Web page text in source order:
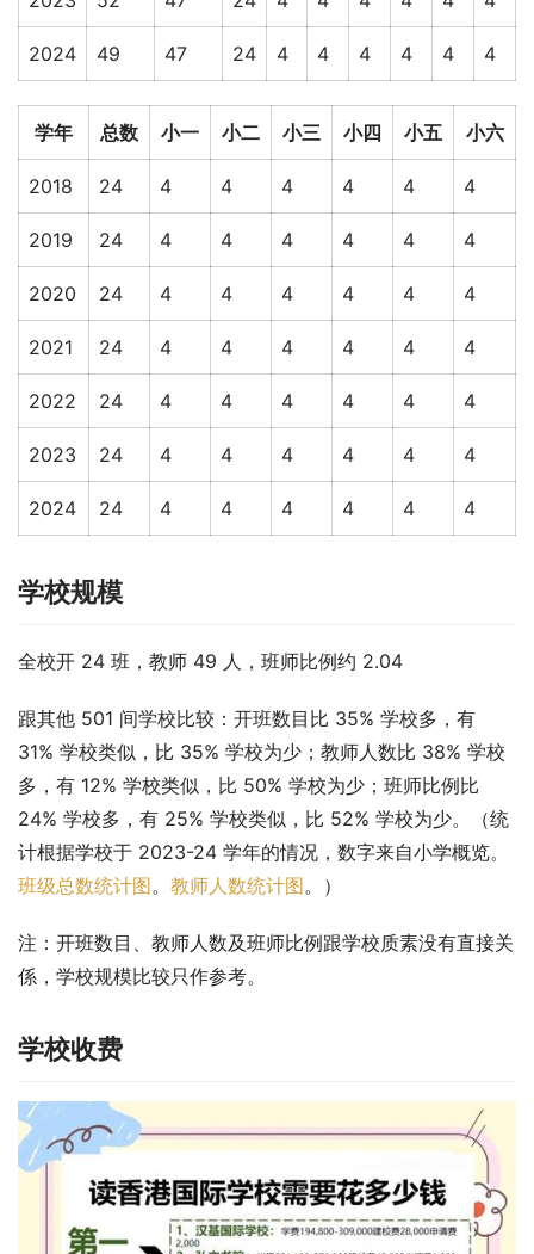
2024 49 47 24 4 4 4 4 4 4
学年 总数 小一 小二 小三 小四 小五 小六
2018 24 4 4 4 4 4 4
2019 24 4 4 4 4 4 4
2020 24 4 4 4 4 4 4
2021 24 4 4 4 4 4 4
2022 24 4 4 4 4 4 4
2023 24 4 4 4 4 4 4
2024 24 4 4 4 4 4 4
学校规模
全校开 24 班，教师 49 人，班师比例约 2.04
跟其他 501 间学校比较：开班数目比 35% 学校多，有
31% 学校类似，比 35% 学校为少；教师人数比 38% 学校
多，有 12% 学校类似，比 50% 学校为少；班师比例比
24% 学校多，有 25% 学校类似，比 52% 学校为少。（统
计根据学校于 2023-24 学年的情况，数字来自小学概览。
班级总数统计图。 教师人数统计图。）
注：开班数目、教师人数及班师比例跟学校质素没有直接关
係，学校规模比较只作参考。
学校收费